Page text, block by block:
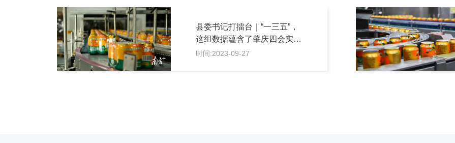
县委书记打擂台｜“一三五”，
这组数据蕴含了肇庆四会实现
县域振兴的秘诀
时间:2023-09-27